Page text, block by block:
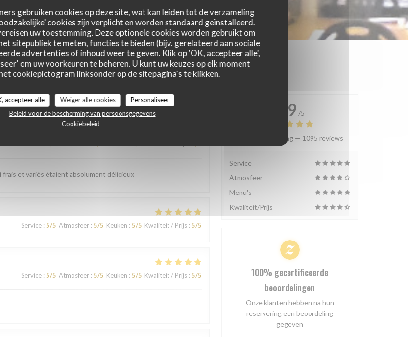
gebruiken cookies op deze site, wat kan leiden tot de verzameling
cookies zijn verplicht en worden standaard geïnstalleerd.
uw toestemming. Deze optionele cookies worden gebruikt om
sitepubliek te meten, functies te bieden (bijv. gerelateerd aan sociale
advertenties of inhoud weer te geven. Klik op 'OK, accepteer alle',
om uw voorkeuren te beheren. U kunt uw keuzes op elk moment
cookiepictogram linksonder op de sitepagina's te klikken.
accepteer alle Weiger alle cookies
Personaliseer
Beleid voor de bescherming van persoonsgegevens
Cookiebeleid
frais et variés étaient absolument délicieux
Service : 5/5 Atmosfeer : 5/5 Keuken : 5/5 Kwaliteit / Prijs : 5/5
Service : 5/5 Atmosfeer : 5/5 Keuken : 5/5 Kwaliteit / Prijs : 5/5
4.9 /5
Gemiddelde rating — 1095 reviews
Service
Atmosfeer
Menu's
Kwaliteit/Prijs
100% gecertificeerde
beoordelingen
Onze klanten hebben na hun
reservering een beoordeling
gegeven